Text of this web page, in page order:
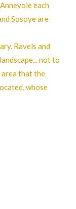
each
Sosoye are
Ravels and
not to
that the
whose